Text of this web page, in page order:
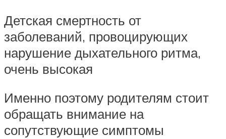
Детская смертность от
заболеваний, провоцирующих
нарушение дыхательного ритма,
очень высокая
Именно поэтому родителям стоит
обращать внимание на
сопутствующие симптомы